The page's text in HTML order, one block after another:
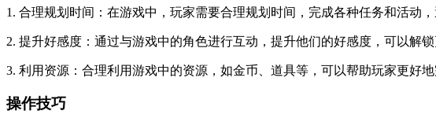
1. 合理规划时间：在游戏中，玩家需要合理规划时间，完成各种任务和活动，
2. 提升好感度：通过与游戏中的角色进行互动，提升他们的好感度，可以解锁
3. 利用资源：合理利用游戏中的资源，如金币、道具等，可以帮助玩家更好地
操作技巧